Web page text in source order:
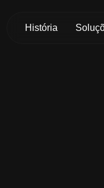
História